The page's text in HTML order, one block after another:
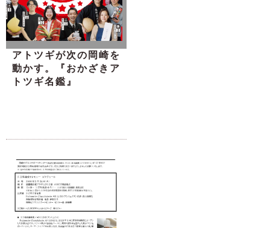
アトツギが次の岡崎を
動かす。『おかざきア
トツギ名鑑』